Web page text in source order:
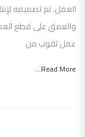
العمل. تم تصميمه
والعمق على قطع
عمل ثقوب من
Read More...